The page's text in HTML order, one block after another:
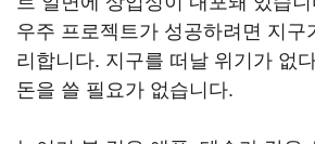
우주 프로젝트가 성공하려면 지구
리합니다. 지구를 떠날 위기가 없
돈을 쓸 필요가 없습니다.